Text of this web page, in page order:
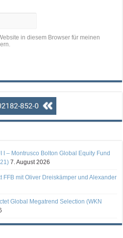
in diesem Browser für meinen
I – Montrusco Bolton Global Equity Fund
7. August 2026
FFB mit Oliver Dreiskämper und Alexander
Global Megatrend Selection (WKN